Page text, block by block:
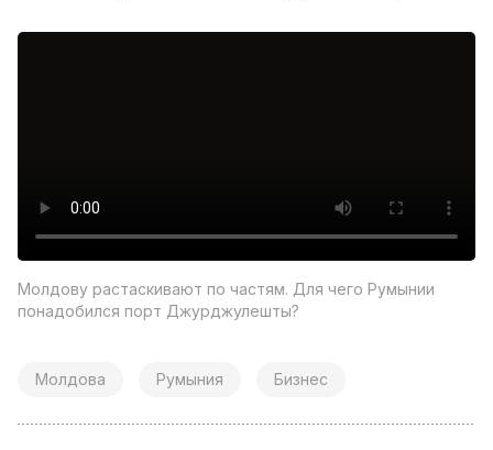
Молдову растаскивают по частям. Для чего Румынии
понадобился порт Джурджулешты?
Молдова Румыния Бизнес